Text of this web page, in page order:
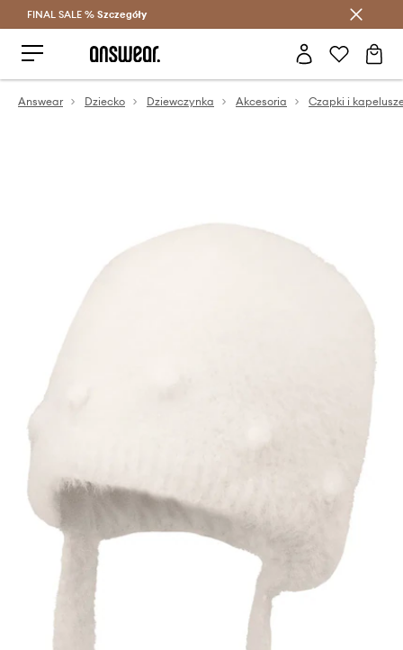
Oszczędzaj z Answear Club >
FINAL SALE % Szczegóły
Answear Dziecko Dziewczynka Akcesoria Czapki i